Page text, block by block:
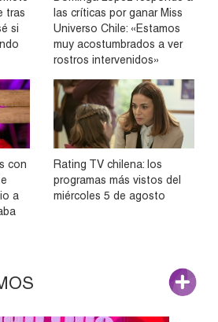
tras
si
las críticas por ganar Miss
Universo Chile: «Estamos
muy acostumbrados a ver
rostros intervenidos»
con
a
Rating TV chilena: los
programas más vistos del
miércoles 5 de agosto